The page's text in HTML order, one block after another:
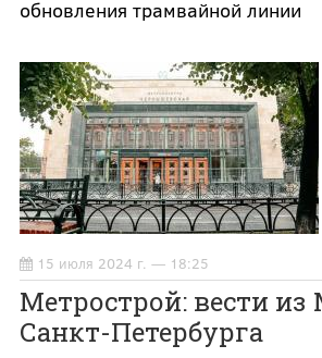
обновления трамвайной линии
15 июля 2024 г. — 18:25
Метрострой: вести
Санкт-Петербурга